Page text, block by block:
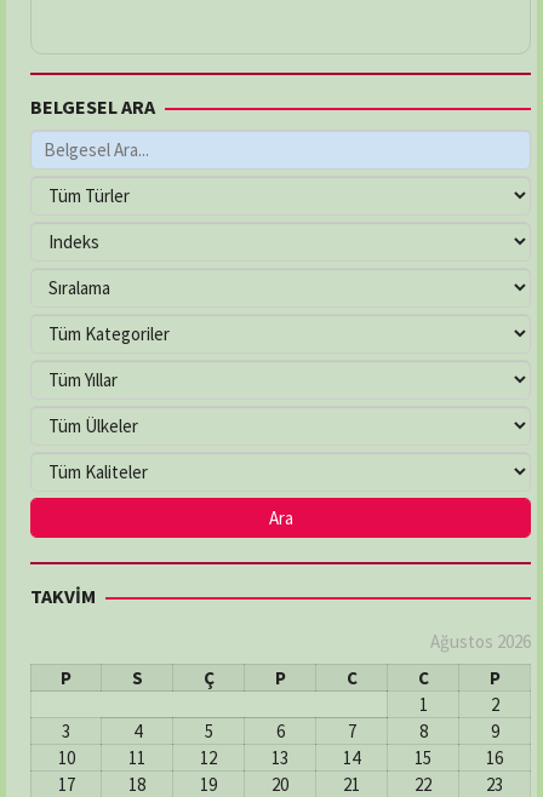
BELGESEL ARA
TAKVİM
Ağustos 2026
P
S Ç P C C
P
1
2
3
4 5 6 7 8
9
10
11 12 13 14 15
16
17
18 19 20 21 22
23